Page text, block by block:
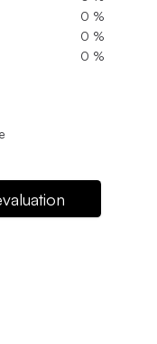
0 %
0 %
0 %